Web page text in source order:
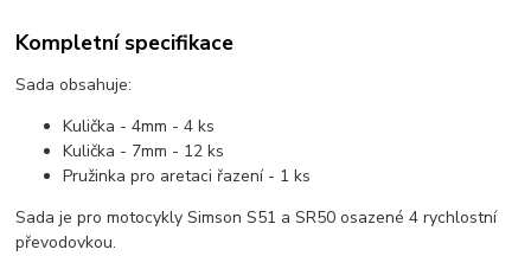
Kompletní specifikace
Sada obsahuje:
Kulička - 4mm - 4 ks
Kulička - 7mm - 12 ks
Pružinka pro aretaci řazení - 1 ks
Sada je pro motocykly Simson S51 a SR50 osazené 4 rychlostní
převodovkou.